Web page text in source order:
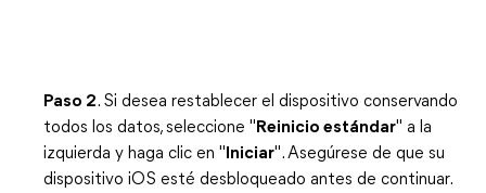
Paso 2. Si desea restablecer el dispositivo conservando
todos los datos, seleccione " Reinicio estándar" a la
izquierda y haga clic en " Iniciar". Asegúrese de que su
dispositivo iOS esté desbloqueado antes de continuar.